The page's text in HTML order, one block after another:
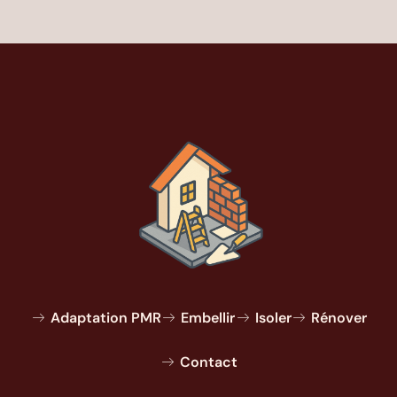
Adaptation PMR Embellir Isoler Rénover
Contact